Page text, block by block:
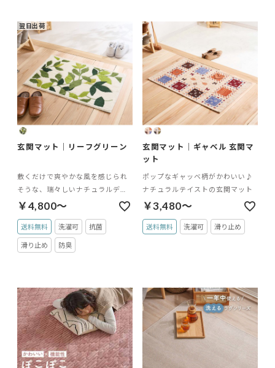
翌日出荷
玄関マット｜リーフグリーン
敷くだけで爽やかな風を感じられ
そうな、瑞々しいナチュラルデザ
インの玄関マット
￥4,800～
送料無料 洗濯可 抗菌
滑り止め 防臭
玄関マット｜ギャベル 玄関マ
ット
ポップなギャッベ柄がかわいい♪
ナチュラルテイストの玄関マット
￥3,480～
送料無料 洗濯可 滑り止め